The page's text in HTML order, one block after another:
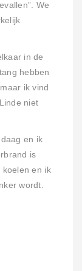
We
in de
hebben
ik vind
niet
en ik
is
koelen en ik
wordt.